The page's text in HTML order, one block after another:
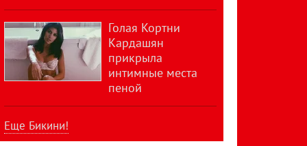
Голая Кортни
Кардашян
прикрыла
интимные места
пеной
Еще Бикини!